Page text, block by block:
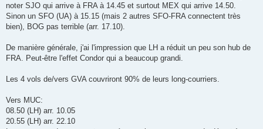
noter SJO qui arrive à FRA à 14.45 et surtout MEX qui arrive 14.50.
Sinon un SFO (UA) à 15.15 (mais 2 autres SFO-FRA connectent très
bien), BOG pas terrible (arr. 17.10).
De manière générale, j'ai l'impression que LH a réduit un peu son hub de
FRA. Peut-être l'effet Condor qui a beaucoup grandi.
Les 4 vols de/vers GVA couvriront 90% de leurs long-courriers.
Vers MUC:
08.50 (LH) arr. 10.05
20.55 (LH) arr. 22.10